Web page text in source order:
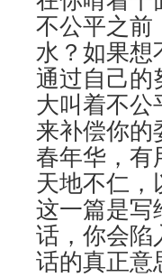
不公平之前
水？如果想
通过自己的
大叫着不公
来补偿你的
春年华，有
天地不仁，
这一篇是写
话，你会陷
话的真正意